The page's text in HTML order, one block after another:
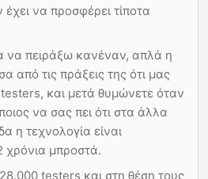
να προσφέρει τίποτα
να πειράξω κανέναν, απλά η
από τις πράξεις της ότι μας
testers, και μετά θυμώνετε όταν
να σας πει ότι στα άλλα
η τεχνολογία είναι
χρόνια μπροστά.
testers και στη θέση τους